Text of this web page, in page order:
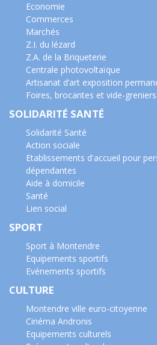
Economie
Commerces
Marchés
Z.I. du lézard
Z.A. de la Briqueterie
Centrale photovoltaïque
Artisanat d’art exposition
Foires, brocantes et vide-greniers
SOLIDARITÉ SANTÉ
Solidarité Santé
Action sociale
Etablissements d'accueil pour
dépendantes
Aide à domicile
Santé
Lien social
SPORT
Sport à Montendre
Equipements sportifs
Evénements sportifs
CULTURE
Montendre ville euro-citoyenne
Cinéma Andronis
Equipements culturels